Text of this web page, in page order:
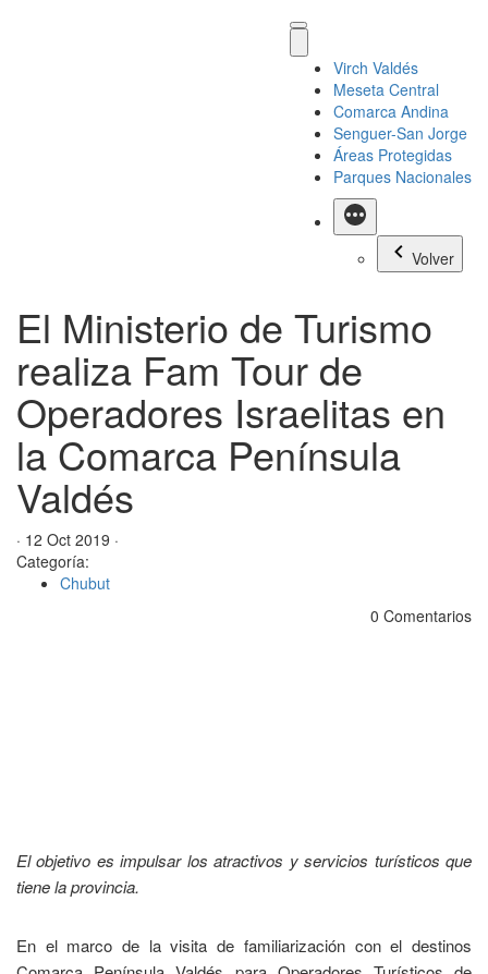
Virch Valdés
Meseta Central
Comarca Andina
Senguer-San Jorge
Áreas Protegidas
Parques Nacionales
Más
Volver
El Ministerio de Turismo
realiza Fam Tour de
Operadores Israelitas en
la Comarca Península
Valdés
· 12 Oct 2019 ·
Categoría:
Chubut
0 Comentarios
El objetivo es impulsar los atractivos y servicios turísticos que
tiene la provincia.
En el marco de la visita de familiarización con el destinos